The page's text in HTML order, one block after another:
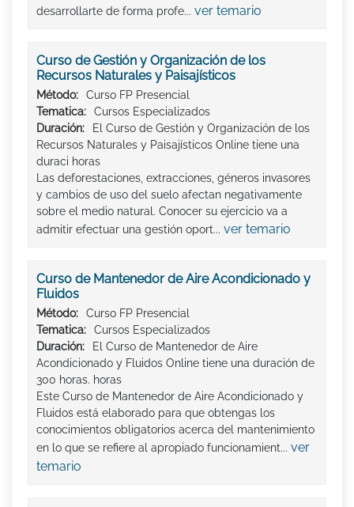
desarrollarte de forma profe... ver temario
Curso de Gestión y Organización de los
Recursos Naturales y Paisajísticos
Método:
Curso FP Presencial
Tematica:
Cursos Especializados
Duración:
El Curso de Gestión y Organización de los
Recursos Naturales y Paisajísticos Online tiene una
duraci horas
Las deforestaciones, extracciones, géneros invasores
y cambios de uso del suelo afectan negativamente
sobre el medio natural. Conocer su ejercicio va a
admitir efectuar una gestión oport... ver temario
Curso de Mantenedor de Aire Acondicionado y
Fluidos
Método:
Curso FP Presencial
Tematica:
Cursos Especializados
Duración:
El Curso de Mantenedor de Aire
Acondicionado y Fluidos Online tiene una duración de
300 horas. horas
Este Curso de Mantenedor de Aire Acondicionado y
Fluidos está elaborado para que obtengas los
conocimientos obligatorios acerca del mantenimiento
en lo que se refiere al apropiado funcionamient... ver
temario